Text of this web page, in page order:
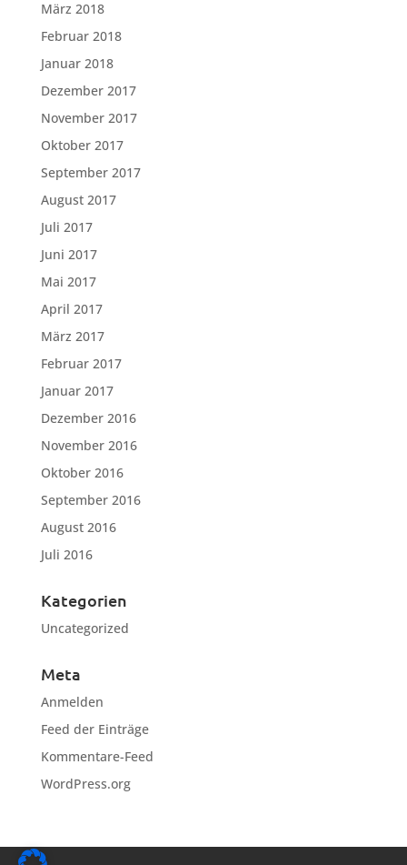
März 2018
Februar 2018
Januar 2018
Dezember 2017
November 2017
Oktober 2017
September 2017
August 2017
Juli 2017
Juni 2017
Mai 2017
April 2017
März 2017
Februar 2017
Januar 2017
Dezember 2016
November 2016
Oktober 2016
September 2016
August 2016
Juli 2016
Kategorien
Uncategorized
Meta
Anmelden
Feed der Einträge
Kommentare-Feed
WordPress.org